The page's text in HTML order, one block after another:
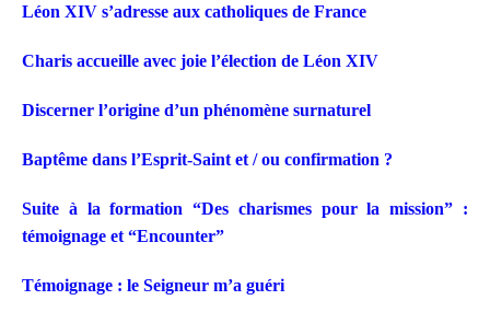
Léon XIV s’adresse aux catholiques de France
Charis accueille avec joie l’élection de Léon XIV
Discerner l’origine d’un phénomène surnaturel
Baptême dans l’Esprit-Saint et / ou confirmation ?
Suite à la formation “Des charismes pour la mission” :
témoignage et “Encounter”
Témoignage : le Seigneur m’a guéri